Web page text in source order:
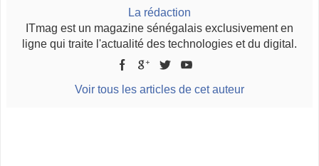
La rédaction
ITmag est un magazine sénégalais exclusivement en
ligne qui traite l'actualité des technologies et du digital.
Voir tous les articles de cet auteur